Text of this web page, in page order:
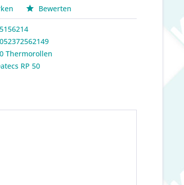
Bewerten
Thermorollen
RP 50